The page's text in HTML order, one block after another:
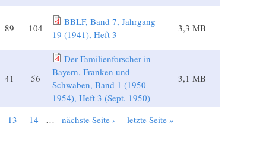
89 104
BBLF, Band 7, Jahrgang
19 (1941), Heft 3
3,3 MB
41 56
Der Familienforscher in
Bayern, Franken und
Schwaben, Band 1 (1950-
1954), Heft 3 (Sept. 1950)
3,1 MB
13 14 … nächste Seite › letzte Seite »